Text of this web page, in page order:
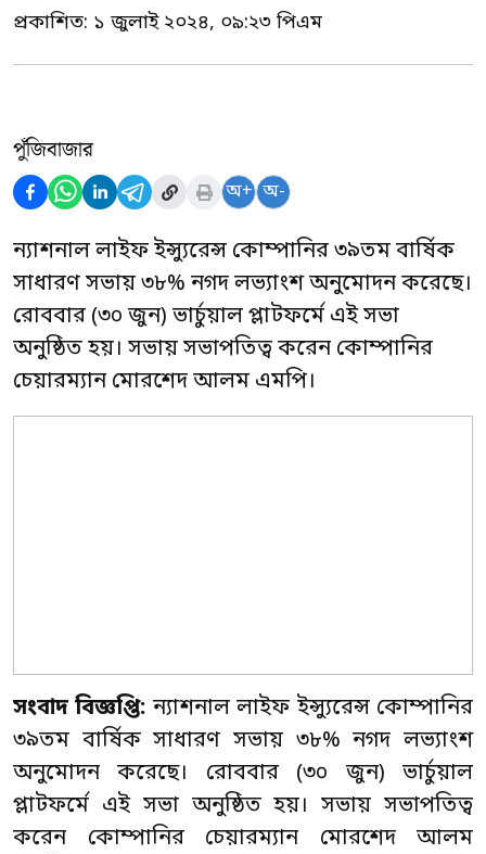
প্রকাশিত: ১ জুলাই ২০২৪, ০৯:২৩ পিএম
পুঁজিবাজার
অ+ অ-
ন্যাশনাল লাইফ ইন্স্যুরেন্স কোম্পানির ৩৯তম বার্ষিক
সাধারণ সভায় ৩৮% নগদ লভ্যাংশ অনুমোদন করেছে।
রোববার (৩০ জুন) ভার্চুয়াল প্লাটফর্মে এই সভা
অনুষ্ঠিত হয়। সভায় সভাপতিত্ব করেন কোম্পানির
চেয়ারম্যান মোরশেদ আলম এমপি।
সংবাদ বিজ্ঞপ্তি: ন্যাশনাল লাইফ ইন্স্যুরেন্স কোম্পানির
৩৯তম বার্ষিক সাধারণ সভায় ৩৮% নগদ লভ্যাংশ
অনুমোদন করেছে। রোববার (৩০ জুন) ভার্চুয়াল
প্লাটফর্মে এই সভা অনুষ্ঠিত হয়। সভায় সভাপতিত্ব
করেন কোম্পানির চেয়ারম্যান মোরশেদ আলম